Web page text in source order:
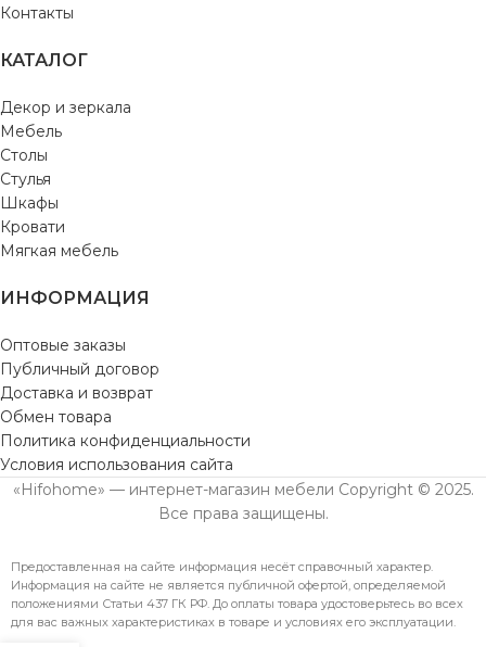
Контакты
КАТАЛОГ
Декор и зеркала
Мебель
Столы
Стулья
Шкафы
Кровати
Мягкая мебель
ИНФОРМАЦИЯ
Оптовые заказы
Публичный договор
Доставка и возврат
Обмен товара
Политика конфиденциальности
Условия использования сайта
«Hifohome» — интернет-магазин мебели Copyright © 2025.
Все права защищены.
Предоставленная на сайте информация несёт справочный характер.
Информация на сайте не является публичной офертой, определяемой
положениями Статьи 437 ГК РФ. До оплаты товара удостоверьтесь во всех
для вас важных характеристиках в товаре и условиях его эксплуатации.